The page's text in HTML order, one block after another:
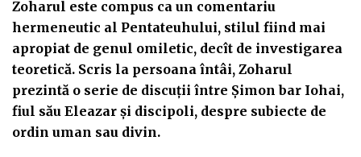
Zoharul este compus ca un comentariu
hermeneutic al Pentateuhului, stilul fiind mai
apropiat de genul omiletic, decît de investigarea
teoretică. Scris la persoana întâi, Zoharul
prezintă o serie de discuții între Șimon bar Iohai,
fiul său Eleazar și discipoli, despre subiecte de
ordin uman sau divin.